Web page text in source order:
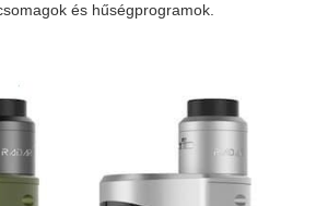
és hűségprogramok.